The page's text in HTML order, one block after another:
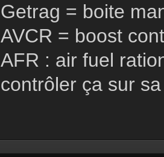
Getrag = boite
AVCR = boost
AFR : air fuel
contrôler ça sur